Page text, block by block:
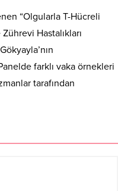
“Olgularla T-Hücreli
Hastalıkları
farklı vaka örnekleri
tarafından